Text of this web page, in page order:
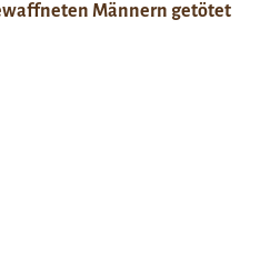
Männern getötet